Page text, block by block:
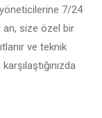
7/24
an, size özel bir
ve teknik